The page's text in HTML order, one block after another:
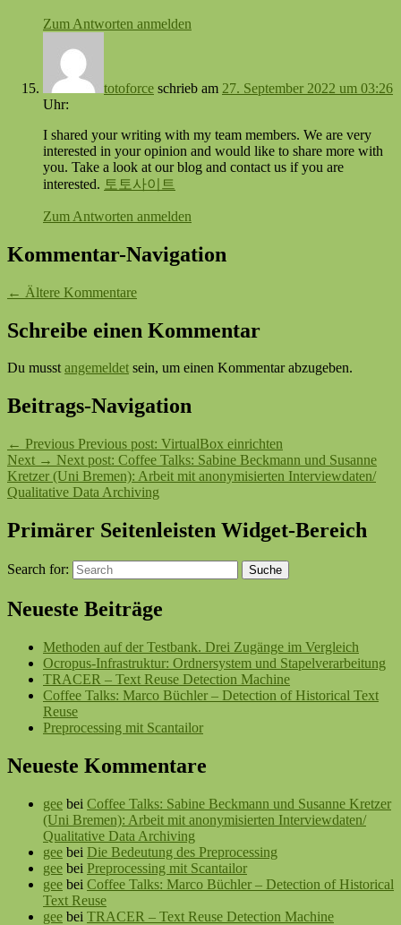
Zum Antworten anmelden
totoforce schrieb am 27. September 2022 um 03:26
Uhr:
I shared your writing with my team members. We are very
interested in your opinion and would like to share more with
you. Take a look at our blog and contact us if you are
interested. 토토사이트
Zum Antworten anmelden
Kommentar-Navigation
← Ältere Kommentare
Schreibe einen Kommentar
Du musstangemeldet sein, um einen Kommentar abzugeben.
Beitrags-Navigation
← Previous Previous post: VirtualBox einrichten
Next → Next post: Coffee Talks: Sabine Beckmann und Susanne
Kretzer (Uni Bremen): Arbeit mit anonymisierten Interviewdaten/
Qualitative Data Archiving
Primärer Seitenleisten Widget-Bereich
Search for: Suche
Neueste Beiträge
Methoden auf der Testbank. Drei Zugänge im Vergleich
Ocropus-Infrastruktur: Ordnersystem und Stapelverarbeitung
TRACER – Text Reuse Detection Machine
Coffee Talks: Marco Büchler – Detection of Historical Text
Reuse
Preprocessing mit Scantailor
Neueste Kommentare
gee bei Coffee Talks: Sabine Beckmann und Susanne Kretzer
(Uni Bremen): Arbeit mit anonymisierten Interviewdaten/
Qualitative Data Archiving
gee bei Die Bedeutung des Preprocessing
gee bei Preprocessing mit Scantailor
gee bei Coffee Talks: Marco Büchler – Detection of Historical
Text Reuse
gee bei TRACER – Text Reuse Detection Machine